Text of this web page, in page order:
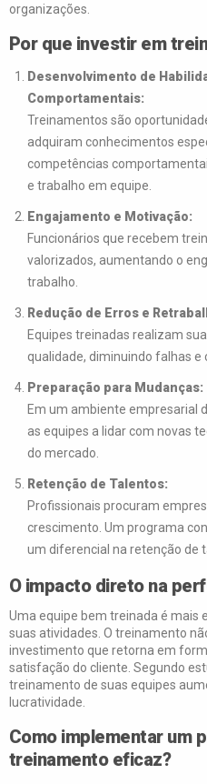
organizações.
Por que investir em
Desenvolvimento de
Comportamentais:
Treinamentos são
adquiram conhecimentos
competências
e trabalho em equipe.
Engajamento e Motivação:
Funcionários que recebem
valorizados, aumentando o
trabalho.
Redução de Erros e
Equipes treinadas realizam
qualidade, diminuindo falhas e
Preparação para Mudanças:
Em um ambiente empresarial
as equipes a lidar com novas
do mercado.
Retenção de Talentos:
Profissionais procuram
crescimento. Um programa
um diferencial na retenção de
O impacto direto na
Uma equipe bem treinada é mais
suas atividades. O treinamento
investimento que retorna em
satisfação do cliente. Segundo
treinamento de suas equipes
lucratividade.
Como implementar um
treinamento eficaz?